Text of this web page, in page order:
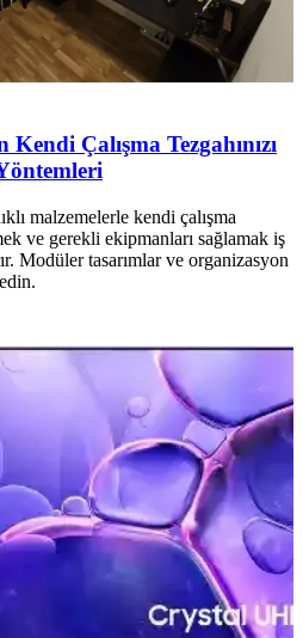
Çalışma Tezgahınızı
malzemelerle kendi çalışma
ve gerekli ekipmanları sağlamak iş
Modüler tasarımlar ve organizasyon